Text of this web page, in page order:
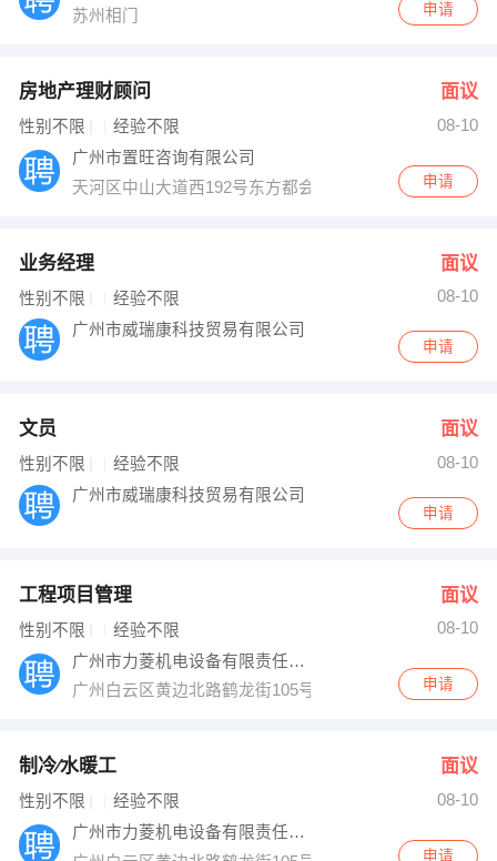
收银员 技术员/工程师
水电/机修
出纳
编辑
跟单
其他职位
苏州相门
申请
房地产理财顾问 面议
性别不限 经验不限
08-10
广州市置旺咨询有限公司
天河区中山大道西192号东方都会广场B栋901室（510000
申请
业务经理 面议
性别不限 经验不限
08-10
广州市威瑞康科技贸易有限公司
申请
文员 面议
性别不限 经验不限
08-10
广州市威瑞康科技贸易有限公司
申请
工程项目管理 面议
性别不限 经验不限
08-10
广州市力菱机电设备有限责任公司
广州白云区黄边北路鹤龙街105号
申请
制冷∕水暖工 面议
性别不限 经验不限
08-10
广州市力菱机电设备有限责任公司
申请